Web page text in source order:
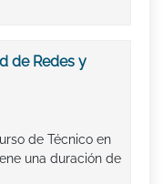
de Redes y
de Técnico en
una duración de